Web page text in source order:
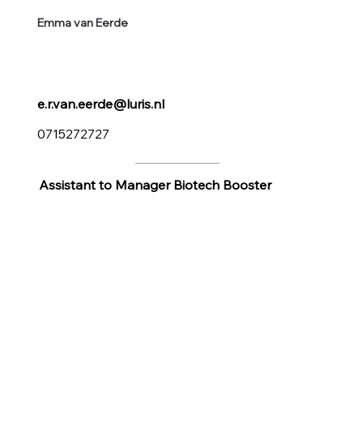
Emma van Eerde
Assistant to Manager Biotech Booster
e.r.van.eerde@luris.nl
0715272727